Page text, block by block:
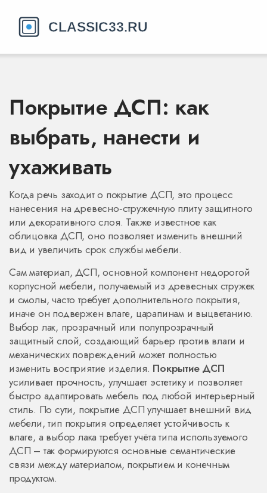
Покрытие ДСП: как
выбрать, нанести и
ухаживать
Когда речь заходит о покрытие ДСП, это процесс
нанесения на древесно‑стружечную плиту защитного
или декоративного слоя. Также известное как
облицовка ДСП, оно позволяет изменить внешний
вид и увеличить срок службы мебели.
Сам материал,ДСП,основной компонент недорогой
корпусной мебели, получаемый из древесных стружек
и смолы, часто требует дополнительного покрытия,
иначе он подвержен влаге, царапинам и выцветанию.
Выбор лак, прозрачный или полупрозрачный
защитный слой, создающий барьер против влаги и
механических повреждений может полностью
изменить восприятие изделия. Покрытие ДСП
усиливает прочность, улучшает эстетику и позволяет
быстро адаптировать мебель под любой интерьерный
стиль. По сути, покрытие ДСП улучшает внешний вид
мебели, тип покрытия определяет устойчивость к
влаге, а выбор лака требует учёта типа используемого
ДСП – так формируются основные семантические
связи между материалом, покрытием и конечным
продуктом.